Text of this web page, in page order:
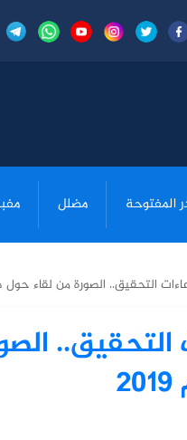
المفتوحة مضلل
التحقيق.. الصورة من لقاء
التحقيق..